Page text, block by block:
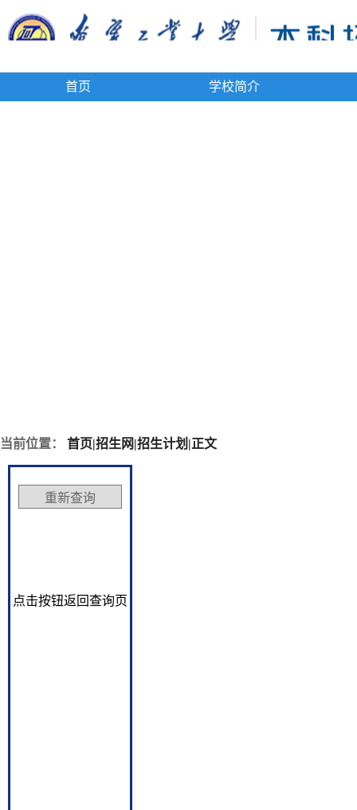
首页 学校简介
当前位置： 首页|招生网|招生计划 |正文
点击按钮返回查询页